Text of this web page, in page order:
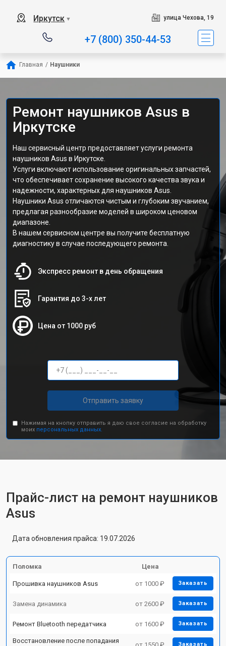
Иркутск ▼ улица Чехова, 19
+7 (800) 350-44-53
Главная / Наушники
Ремонт наушников Asus в
Иркутске
Наш сервисный центр предоставляет услуги ремонта
наушников Asus в Иркутске.
Услуги включают использование оригинальных запчастей,
что обеспечивает сохранение высокого качества звука и
надежности, характерных для наушников Asus.
Наушники Asus отличаются чистым и глубоким звучанием,
предлагая разнообразие моделей в широком ценовом
диапазоне.
В нашем сервисном центре вы получите бесплатную
диагностику в случае последующего ремонта.
Экспресс ремонт в день обращения
Гарантия до 3-х лет
Цена от 1000 руб
Отправить заявку
Нажимая на кнопку отправить я даю свое согласие на обработку
моих персональных данных.
Прайс-лист на ремонт наушников
Asus
Дата обновления прайса: 19.07.2026
Поломка Цена
Прошивка наушников Asus от 1000 ₽ Заказать
Замена динамика от 2600 ₽ Заказать
Ремонт Bluetooth передатчика от 1600 ₽ Заказать
Восстановление после попадания
от 1550 ₽ Заказать